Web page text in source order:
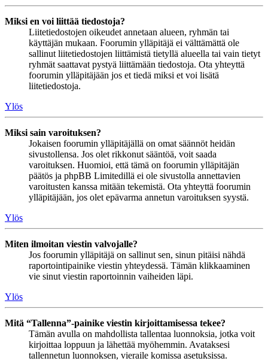
Miksi en voi liittää tiedostoja?
Liitetiedostojen oikeudet annetaan alueen, ryhmän tai
käyttäjän mukaan. Foorumin ylläpitäjä ei välttämättä ole
sallinut liitetiedostojen liittämistä tietyllä alueella tai vain tietyt
ryhmät saattavat pystyä liittämään tiedostoja. Ota yhteyttä
foorumin ylläpitäjään jos et tiedä miksi et voi lisätä
liitetiedostoja.
Ylös
Miksi sain varoituksen?
Jokaisen foorumin ylläpitäjällä on omat säännöt heidän
sivustollensa. Jos olet rikkonut sääntöä, voit saada
varoituksen. Huomioi, että tämä on foorumin ylläpitäjän
päätös ja phpBB Limitedillä ei ole sivustolla annettavien
varoitusten kanssa mitään tekemistä. Ota yhteyttä foorumin
ylläpitäjään, jos olet epävarma annetun varoituksen syystä.
Ylös
Miten ilmoitan viestin valvojalle?
Jos foorumin ylläpitäjä on sallinut sen, sinun pitäisi nähdä
raportointipainike viestin yhteydessä. Tämän klikkaaminen
vie sinut viestin raportoinnin vaiheiden läpi.
Ylös
Mitä “Tallenna”-painike viestin kirjoittamisessa tekee?
Tämän avulla on mahdollista tallentaa luonnoksia, jotka voit
kirjoittaa loppuun ja lähettää myöhemmin. Avataksesi
tallennetun luonnoksen, vieraile komissa asetuksissa.